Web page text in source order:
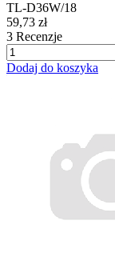
TL-D36W/18
59,73 zł
3 Recenzje
Dodaj do koszyka